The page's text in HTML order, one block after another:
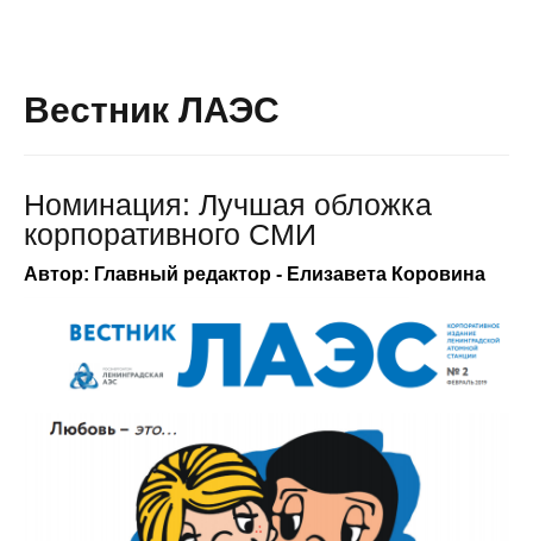
Вестник ЛАЭС
Номинация: Лучшая обложка
корпоративного СМИ
Автор: Главный редактор - Елизавета Коровина